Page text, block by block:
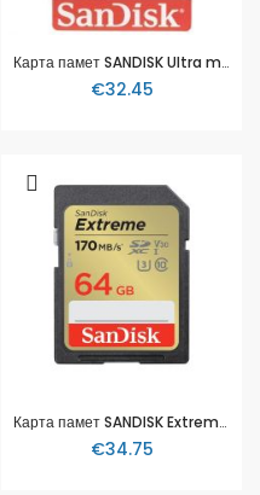
Карта памет SANDISK Ultra microSDHC UHS-I, 128GB, Class 10, 100Mb/s, Адаптер
€32.45
Карта памет SANDISK Extreme SDXC, 64GB
€34.75